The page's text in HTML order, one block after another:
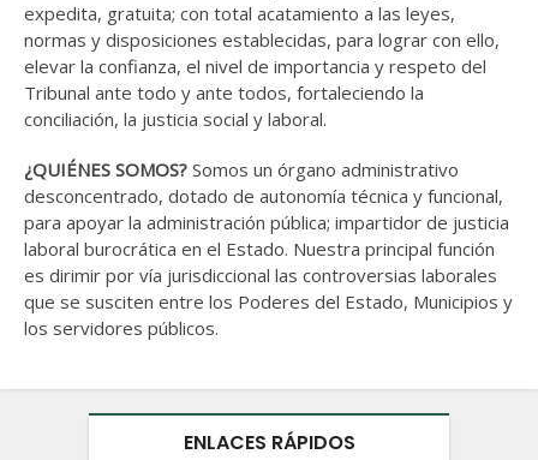
expedita, gratuita; con total acatamiento a las leyes,
normas y disposiciones establecidas, para lograr con ello,
elevar la confianza, el nivel de importancia y respeto del
Tribunal ante todo y ante todos, fortaleciendo la
conciliación, la justicia social y laboral.
¿QUIÉNES SOMOS? Somos un órgano administrativo
desconcentrado, dotado de autonomía técnica y funcional,
para apoyar la administración pública; impartidor de justicia
laboral burocrática en el Estado. Nuestra principal función
es dirimir por vía jurisdiccional las controversias laborales
que se susciten entre los Poderes del Estado, Municipios y
los servidores públicos.
ENLACES RÁPIDOS